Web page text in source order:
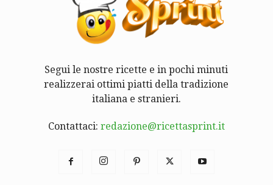
Segui le nostre ricette e in pochi minuti
realizzerai ottimi piatti della tradizione
italiana e stranieri.
Contattaci: redazione@ricettasprint.it